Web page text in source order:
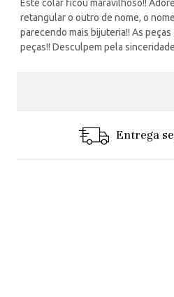
Este colar ficou maravilhoso!!
retangular o outro de nome, o
parecendo mais bijuteria!! As
peças!! Desculpem pela
Entrega